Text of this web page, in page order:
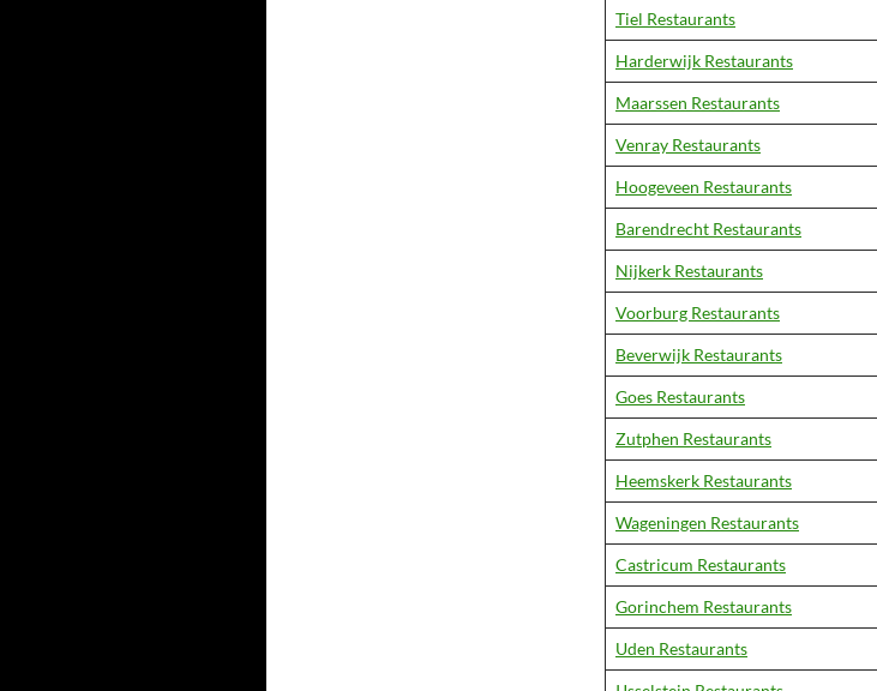
Tiel Restaurants
Harderwijk Restaurants
Maarssen Restaurants
Venray Restaurants
Hoogeveen Restaurants
Barendrecht Restaurants
Nijkerk Restaurants
Voorburg Restaurants
Beverwijk Restaurants
Goes Restaurants
Zutphen Restaurants
Heemskerk Restaurants
Wageningen Restaurants
Castricum Restaurants
Gorinchem Restaurants
Uden Restaurants